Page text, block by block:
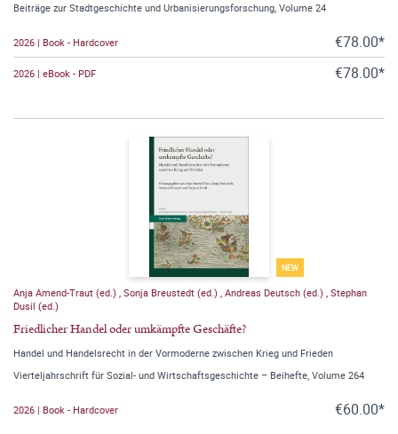
Beiträge zur Stadtgeschichte und Urbanisierungsforschung, Volume 24
2026 | Book - Hardcover €78.00*
2026 | eBook - PDF €78.00*
NEW
Anja Amend-Traut (ed.) , Sonja Breustedt (ed.) , Andreas Deutsch (ed.) , Stephan
Dusil (ed.)
Friedlicher Handel oder umkämpfte Geschäfte?
Handel und Handelsrecht in der Vormoderne zwischen Krieg und Frieden
Vierteljahrschrift für Sozial- und Wirtschaftsgeschichte – Beihefte, Volume 264
2026 | Book - Hardcover €60.00*